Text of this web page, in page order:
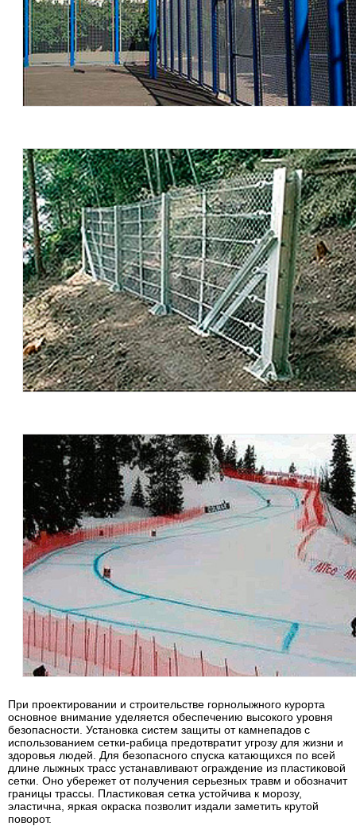
При проектировании и строительстве горнолыжного курорта
основное внимание уделяется обеспечению высокого уровня
безопасности. Установка систем защиты от камнепадов с
использованием сетки-рабица предотвратит угрозу для жизни и
здоровья людей. Для безопасного спуска катающихся по всей
длине лыжных трасс устанавливают ограждение из пластиковой
сетки. Оно убережет от получения серьезных травм и обозначит
границы трассы. Пластиковая сетка устойчива к морозу,
эластична, яркая окраска позволит издали заметить крутой
поворот.